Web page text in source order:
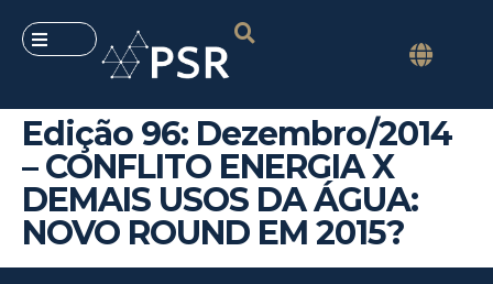
Edição 96: Dezembro/2014
– CONFLITO ENERGIA X
DEMAIS USOS DA ÁGUA:
NOVO ROUND EM 2015?